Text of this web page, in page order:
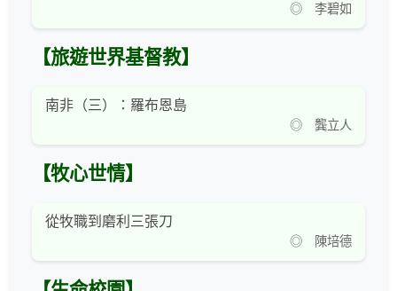
◎ 李碧如
【旅遊世界基督教】
南非（三）：羅布恩島
◎ 龔立人
【牧心世情】
從牧職到磨利三張刀
◎ 陳培德